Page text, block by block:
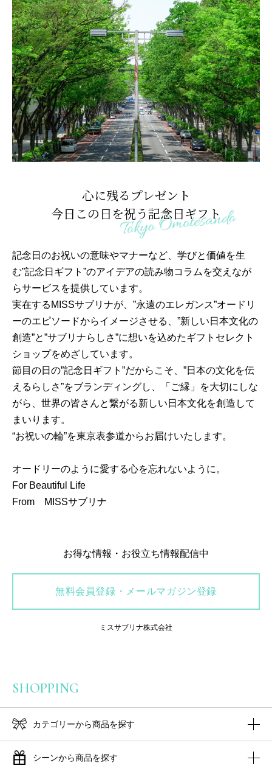
心に残るプレゼント
今日この日を祝う記念日ギフト
記念日のお祝いの意味やマナーなど、学びと価値を生
む”記念日ギフト”のアイデアの読み物コラムを交えなが
らサービスを提供しています。
実在するMISSサブリナが、”永遠のエレガンス”オードリ
ーのエピソードからイメージさせる、”新しい日本文化の
創造”と”サブリナらしさ”に想いを込めたギフトセレクト
ショップをめざしています。
節目の日の”記念日ギフト”だからこそ、”日本の文化を伝
えるらしさ”をブランディングし、「ご縁」を大切にしな
がら、世界の皆さんと繋がる新しい日本文化を創造して
まいります。
“お祝いの輪”を東京表参道からお届けいたします。
オードリーのように愛する心を忘れないように。
For Beautiful Life
From MISSサブリナ
お得な情報・お役立ち情報配信中
無料会員登録・メールマガジン登録
ミスサブリナ株式会社
SHOPPING
カテゴリーから商品を探す
シーンから商品を探す